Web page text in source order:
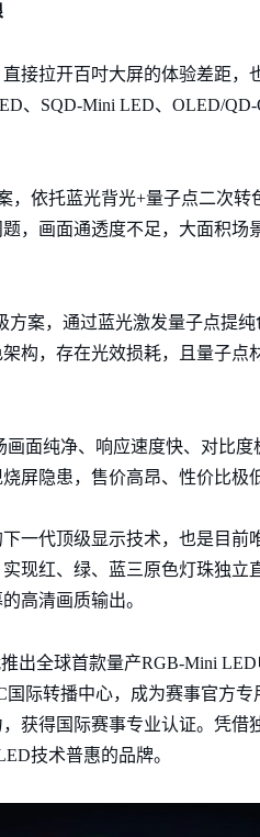
接拉开百吋大屏的体验差距
、SQD-Mini LED、OLED/
，依托蓝光背光+量子点二次转
，画面通透度不足，大面积
方案，通过蓝光激发量子点提
构，存在光效损耗，且量子
画面纯净、响应速度快、对比
屏隐患，售价高昂、性价比极
一代顶级显示技术，也是目
现红、绿、蓝三原色灯珠独立
高清画质输出。
出全球首款量产RGB-Mini
际转播中心，成为赛事官方
获得国际赛事专业认证。凭
技术普惠的品牌。